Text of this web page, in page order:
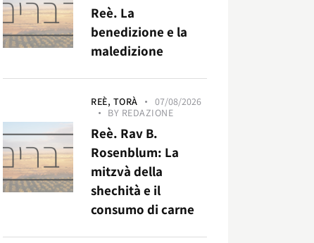
Reè. La
benedizione e la
maledizione
REÈ, TORÀ
07/08/2026
BY REDAZIONE
Reè. Rav B.
Rosenblum: La
mitzvà della
shechità e il
consumo di carne